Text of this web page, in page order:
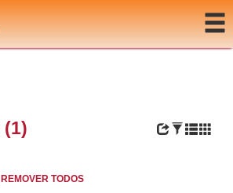
REMOVER TODOS